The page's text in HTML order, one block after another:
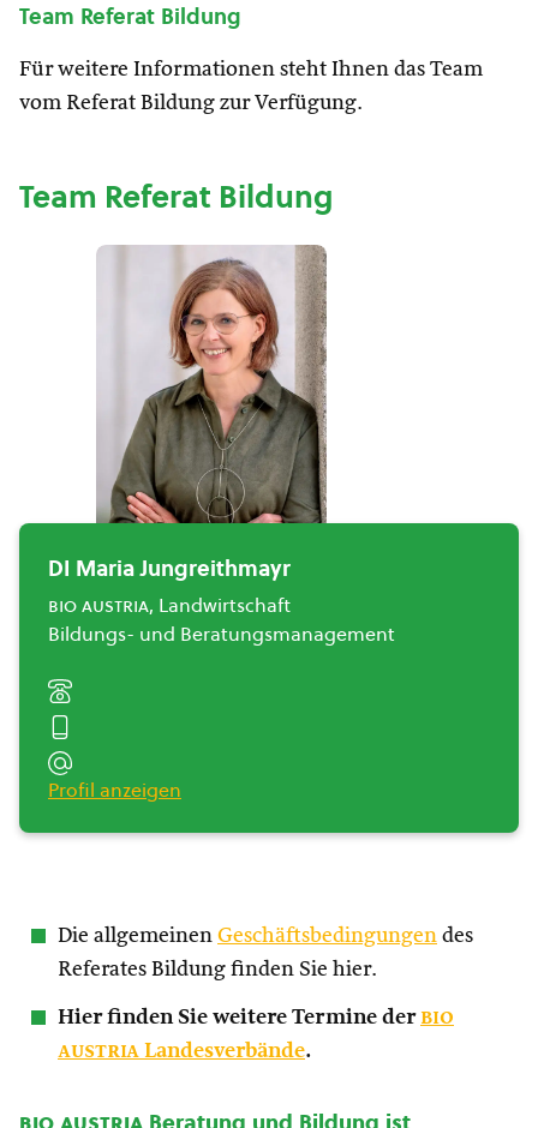
Team Referat Bildung
Für weitere Informationen steht Ihnen das Team
vom Referat Bildung zur Verfügung.
Team Referat Bildung
DI Maria Jungreithmayr
bio austria, Landwirtschaft
Bildungs- und Beratungsmanagement
Profil anzeigen
Die allgemeinen Geschäftsbedingungen des
Referates Bildung finden Sie hier.
Hier finden Sie weitere Termine derbio
austria Landesverbände.